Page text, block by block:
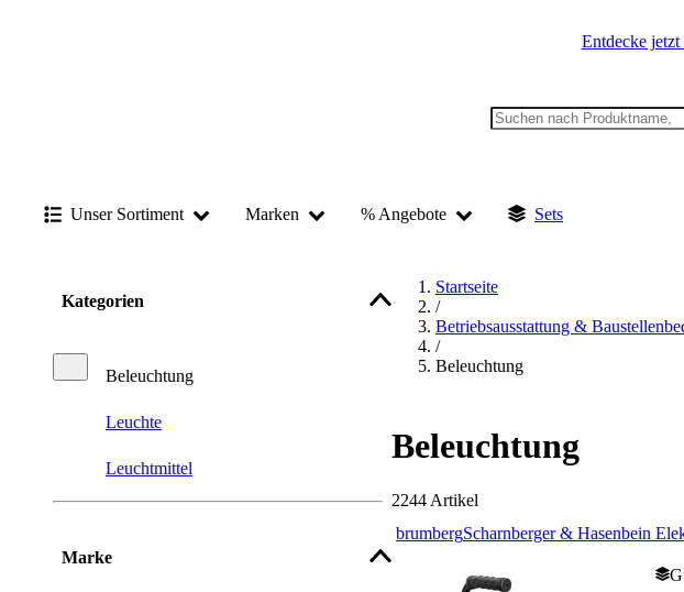
Entdecke jetzt
Unser Sortiment Marken % Angebote Sets
Kategorien
Beleuchtung
Leuchte
Leuchtmittel
Marke
Startseite
/
Betriebsausstattung &
/
Beleuchtung
Beleuchtung
2244 Artikel
brumbergScharnberger & Hasenbein